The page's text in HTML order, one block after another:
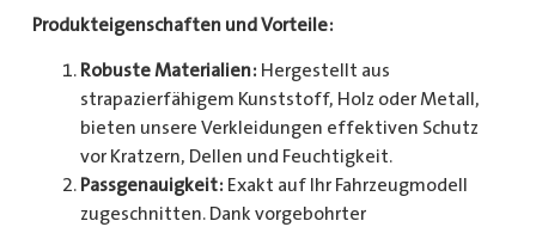
Produkteigenschaften und Vorteile:
Robuste Materialien: Hergestellt aus
strapazierfähigem Kunststoff, Holz oder Metall,
bieten unsere Verkleidungen effektiven Schutz
vor Kratzern, Dellen und Feuchtigkeit.
Passgenauigkeit: Exakt auf Ihr Fahrzeugmodell
zugeschnitten. Dank vorgebohrter